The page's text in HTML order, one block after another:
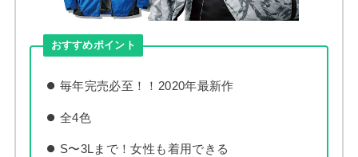
おすすめポイント
毎年完売必至！！2020年最新作
全4色
S〜3Lまで！女性も着用できる